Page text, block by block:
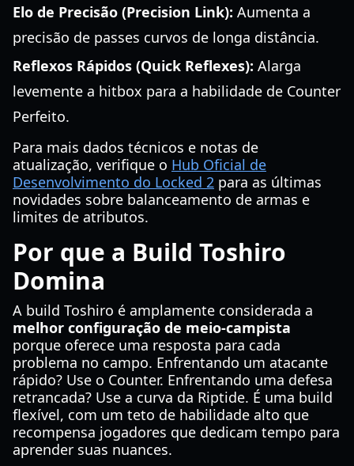
Elo de Precisão (Precision Link): Aumenta a
precisão de passes curvos de longa distância.
Reflexos Rápidos (Quick Reflexes): Alarga
levemente a hitbox para a habilidade de Counter
Perfeito.
Para mais dados técnicos e notas de
atualização, verifique o Hub Oficial de
Desenvolvimento do Locked 2 para as últimas
novidades sobre balanceamento de armas e
limites de atributos.
Por que a Build Toshiro
Domina
A build Toshiro é amplamente considerada a
melhor configuração de meio-campista
porque oferece uma resposta para cada
problema no campo. Enfrentando um atacante
rápido? Use o Counter. Enfrentando uma defesa
retrancada? Use a curva da Riptide. É uma build
flexível, com um teto de habilidade alto que
recompensa jogadores que dedicam tempo para
aprender suas nuances.